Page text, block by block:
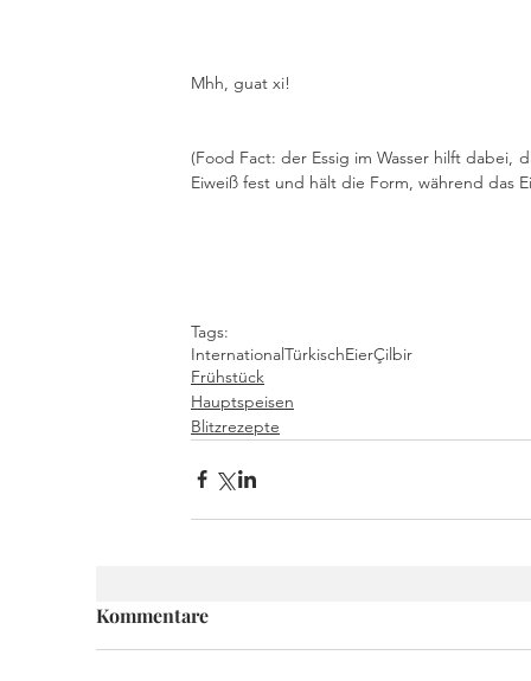
Mhh, guat xi!
(Food Fact: der Essig im Wasser hilft dabei,
Eiweiß fest und hält die Form, während das
Tags:
InternationalTürkischEierÇilbir
Frühstück
Hauptspeisen
Blitzrezepte
Kommentare